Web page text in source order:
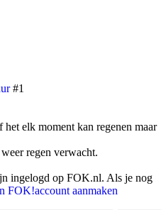
#1
elk moment kan regenen maar
regen verwacht.
ingelogd op FOK.nl. Als je nog
FOK!account aanmaken